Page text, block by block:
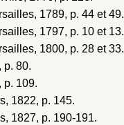
1789, p. 44 et 49.
1797, p. 10 et 13.
1800, p. 28 et 33.
, p. 80.
, p. 109.
1822, p. 145.
1827, p. 190-191.